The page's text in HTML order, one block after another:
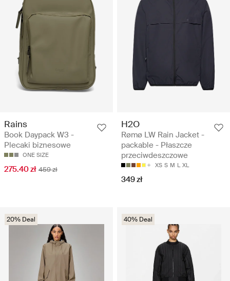
Rains
Book Daypack W3 -
Plecaki biznesowe
ONE SIZE
275.40 zł 459 zł
H2O
Rømø LW Rain Jacket -
packable - Płaszcze
przeciwdeszczowe
XS S M L XL
349 zł
20% Deal 40% Deal